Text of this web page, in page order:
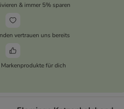
& immer 5% sparen
vertrauen uns bereits
für dich